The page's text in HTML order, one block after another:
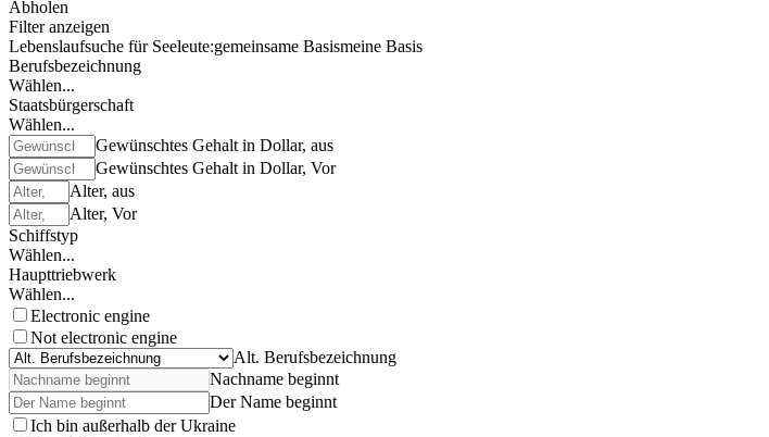
Abholen
Filter anzeigen
Lebenslaufsuche für Seeleute:gemeinsame Basismeine Basis
Berufsbezeichnung
Wählen...
Staatsbürgerschaft
Wählen...
Gewünschtes Gehalt in Dollar, aus
Gewünschtes Gehalt in Dollar, Vor
Alter, aus
Alter, Vor
Schiffstyp
Wählen...
Haupttriebwerk
Wählen...
Electronic engine
Not electronic engine
Alt. Berufsbezeichnung
Nachname beginnt
Der Name beginnt
Ich bin außerhalb der Ukraine